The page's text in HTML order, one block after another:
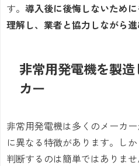
す。 導入後に後悔しないため
理解し、業者と協力しながら進
非常用発電機を製
カー
非常用発電機は多くのメーカ
に異なる特徴があります。し
判断するのは簡単ではありま